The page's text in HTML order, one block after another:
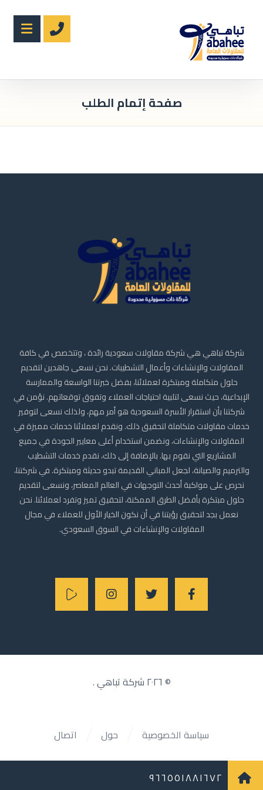
صفحة إتمام الطلب
شركة تباهي هي شركة مقاولات سعودية رائدة ، وتتخصص في كافة
المقاولات والإنشاءات وأعمال التشطيبات. نحن نسعى جاهدين لتقديم
حلول متكاملة ومبتكرة لعملائنا، بفضل خبرتنا الواسعة والممارسة
الإبداعية، حيث نسعى لتلبية احتياجات العملاء وتفوق توقعاتهم. نؤمن في
شركتنا بأن استقرار الأسرة السعودية هو أمر مهم، ولذلك نسعى لتوفير
خدمات مقاولات متكاملة لتحقيق ذلك. ونقدم لعملائنا خدمات مميزة في
المقاولات والإنشاءات، ونضمن استخدام أعلى معايير الجودة في جميع
المشاريع التي نقوم بها. بالإضافة إلى ذلك، نقدم خدمات التشطيب
والترميم والصيانة، لجعل المباني القديمة تبدو حديثة ومبتكرة. في شركتنا،
نحرص على مواكبة أحدث التوجهات في العالم المعاصر، ونسعى لتقديم
حلول مبتكرة بأفضل الطرق الممكنة، لتحقيق تميز وتفرد لعملائنا. نحن
نعمل بجد لتحقيق رؤيتنا في أن نكون الخيار الأول للعملاء في مجال
المقاولات والإنشاءات في السوق السعودي.
© ٢٠٢٦ شركة تباهي.
اتصال حول سياسة الخصوصية
٩٦٦٥٥١٨٨١٦٧٢